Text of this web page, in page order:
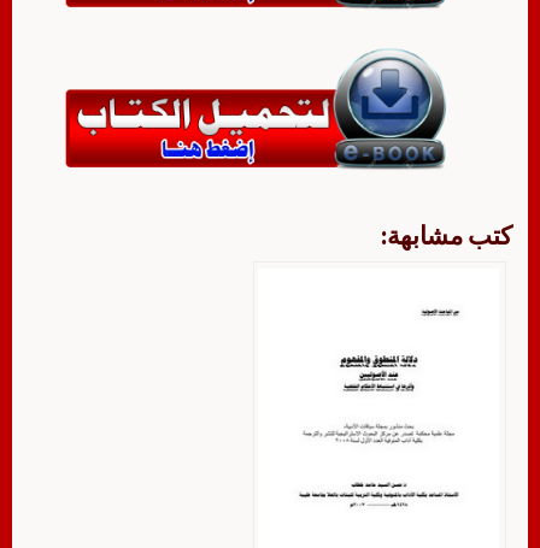
كتب مشابهة: